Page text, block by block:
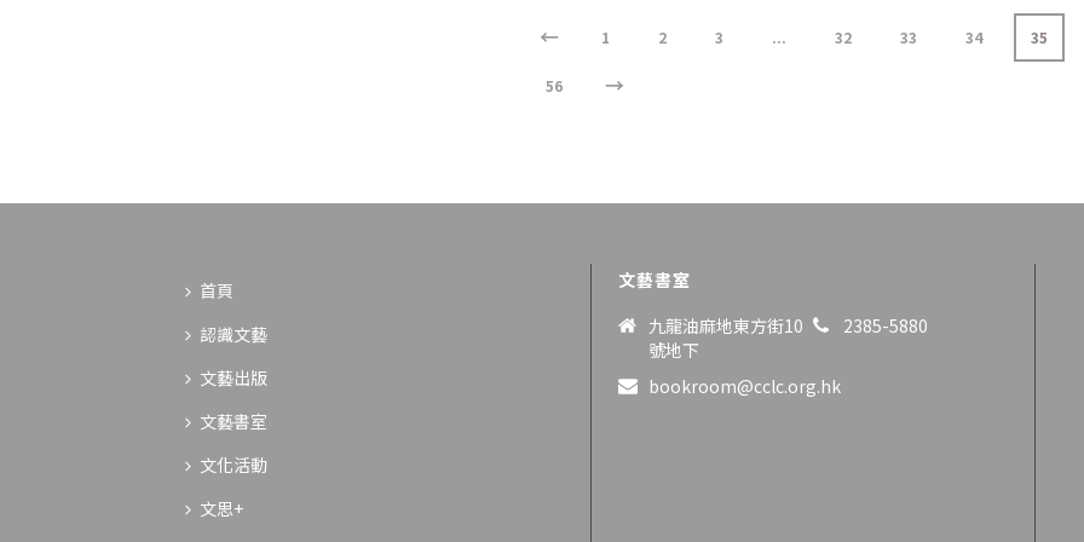
← 1 2 3 ... 32 33 34 35
56 →
首頁
認識文藝
文藝出版
文藝書室
文化活動
文思+
文藝書室
九龍油麻地東方街10
號地下
2385-5880
bookroom@cclc.org.hk